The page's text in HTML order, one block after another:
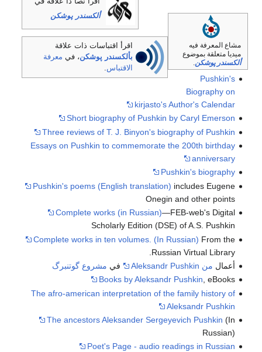
ألكسندر پوشكن
اقرأ اقتباسات ذات علاقة
بألكسندر پوشكن، في معرفة
الاقتباس.
مشاع المعرفة فيه
ميديا متعلقة بموضوع
ألكسندر پوشكن
Pushkin's
Biography on
kirjasto's Author's Calendar
Short biography of Pushkin by Caryl Emerson
Three reviews of T. J. Binyon's biography of Pushkin
Essays on Pushkin to commemorate the 200th birthday
anniversary
Pushkin's biography
Pushkin's poems (English translation) includes Eugene
Onegin and other points
Complete works (in Russian)—FEB-web's Digital
Scholarly Edition (DSE) of A.S. Pushkin
Complete works in ten volumes. (In Russian) From the
Russian Virtual Library.
أعمال من Aleksandr Pushkin في مشروع گوتنبرگ
Books by Aleksandr Pushkin, eBooks
The afro-american interpretation of the family history of
Aleksandr Pushkin
The ancestors Aleksander Sergeyevich Pushkin (In
Russian)
Poet's Page - audio readings in Russian